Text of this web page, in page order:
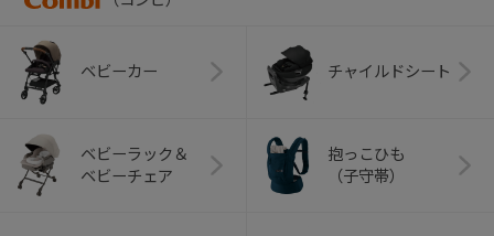
ベビーカー チャイルドシート
ベビーラック＆
ベビーチェア
抱っこひも
（子守帯）